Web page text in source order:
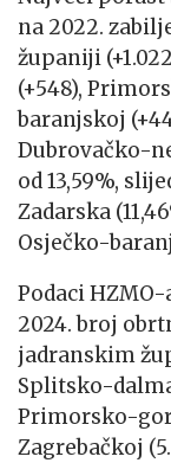
na 2022.
županiji
(+548),
baranjskoj
Dubrovačko-
od 13,59%,
Zadarska
Osječko-
Podaci
2024. broj
jadranskim
Splitsko-
Primorsko-
Zagrebačkoj